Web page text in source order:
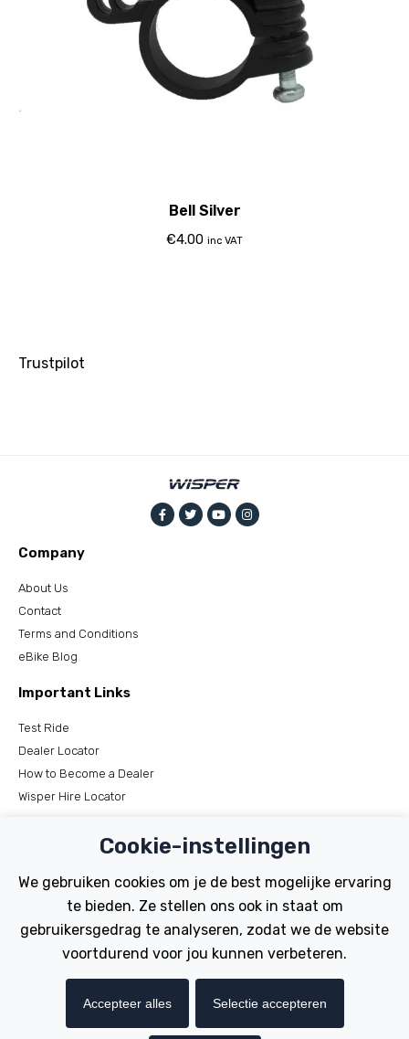
Bell Silver
€4.00 inc VAT
Trustpilot
Company
About Us
Contact
Terms and Conditions
eBike Blog
Important Links
Test Ride
Dealer Locator
How to Become a Dealer
Wisper Hire Locator
FAQs
Tutorials
Wayfarer
Cookie-instellingen
We gebruiken cookies om je de best mogelijke ervaring
te bieden. Ze stellen ons ook in staat om
gebruikersgedrag te analyseren, zodat we de website
voortdurend voor jou kunnen verbeteren.
Accepteer alles Selectie accepteren